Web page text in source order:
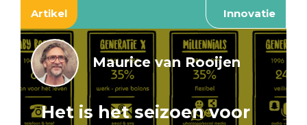
Artikel Innovatie
Maurice van Rooijen
Het is het seizoen voor